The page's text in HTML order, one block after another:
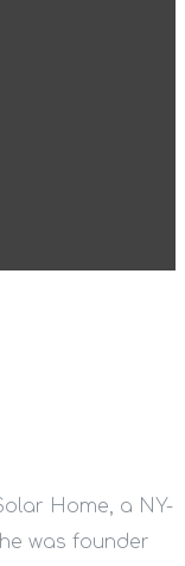
Home, a NY-
was founder